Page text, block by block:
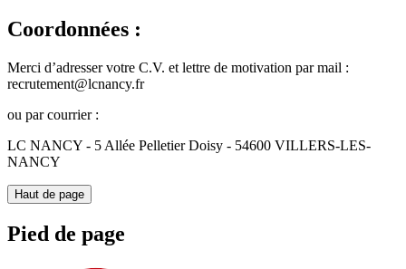
Coordonnées :
Merci d’adresser votre C.V. et lettre de motivation par mail :
recrutement@lcnancy.fr
ou par courrier :
LC NANCY - 5 Allée Pelletier Doisy - 54600 VILLERS-LES-
NANCY
Haut de page
Pied de page